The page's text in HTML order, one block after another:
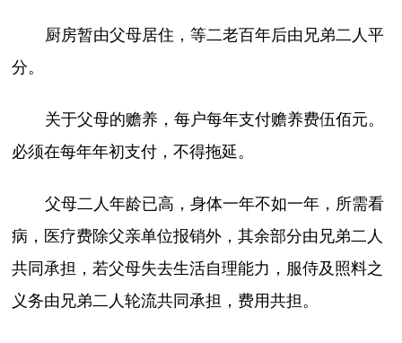
厨房暂由父母居住，等二老百年后由兄弟二人平
分。
关于父母的赡养，每户每年支付赡养费伍佰元。
必须在每年年初支付，不得拖延。
父母二人年龄已高，身体一年不如一年，所需看
病，医疗费除父亲单位报销外，其余部分由兄弟二人
共同承担，若父母失去生活自理能力，服侍及照料之
义务由兄弟二人轮流共同承担，费用共担。